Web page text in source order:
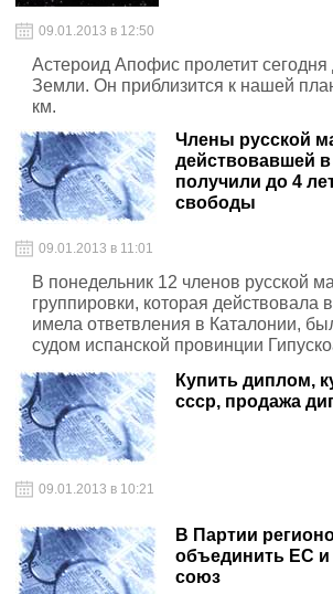
09.01.2013 в 12:50
Астероид Апофис пролетит
Земли. Он приблизится к нашей
км.
Члены русской
действовавшей
получили до 4
свободы
09.01.2013 в 11:01
В понедельник 12 членов русской
группировки, которая действовала
имела ответвления в Каталонии,
судом испанской провинции
Купить диплом,
ссср, продажа
09.01.2013 в 10:21
В Партии
объединить ЕС
союз